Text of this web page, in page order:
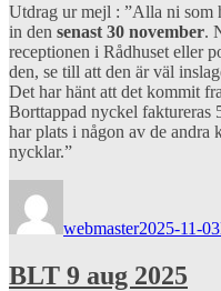
Utdrag ur mejl : ”Alla ni som
in den senast 30 november.
receptionen i Rådhuset eller
den, se till att den är väl
Det har hänt att det kommit
Borttappad nyckel faktureras
har plats i någon av de andra
nycklar.”
webmaster2025-11-03
BLT 9 aug 2025